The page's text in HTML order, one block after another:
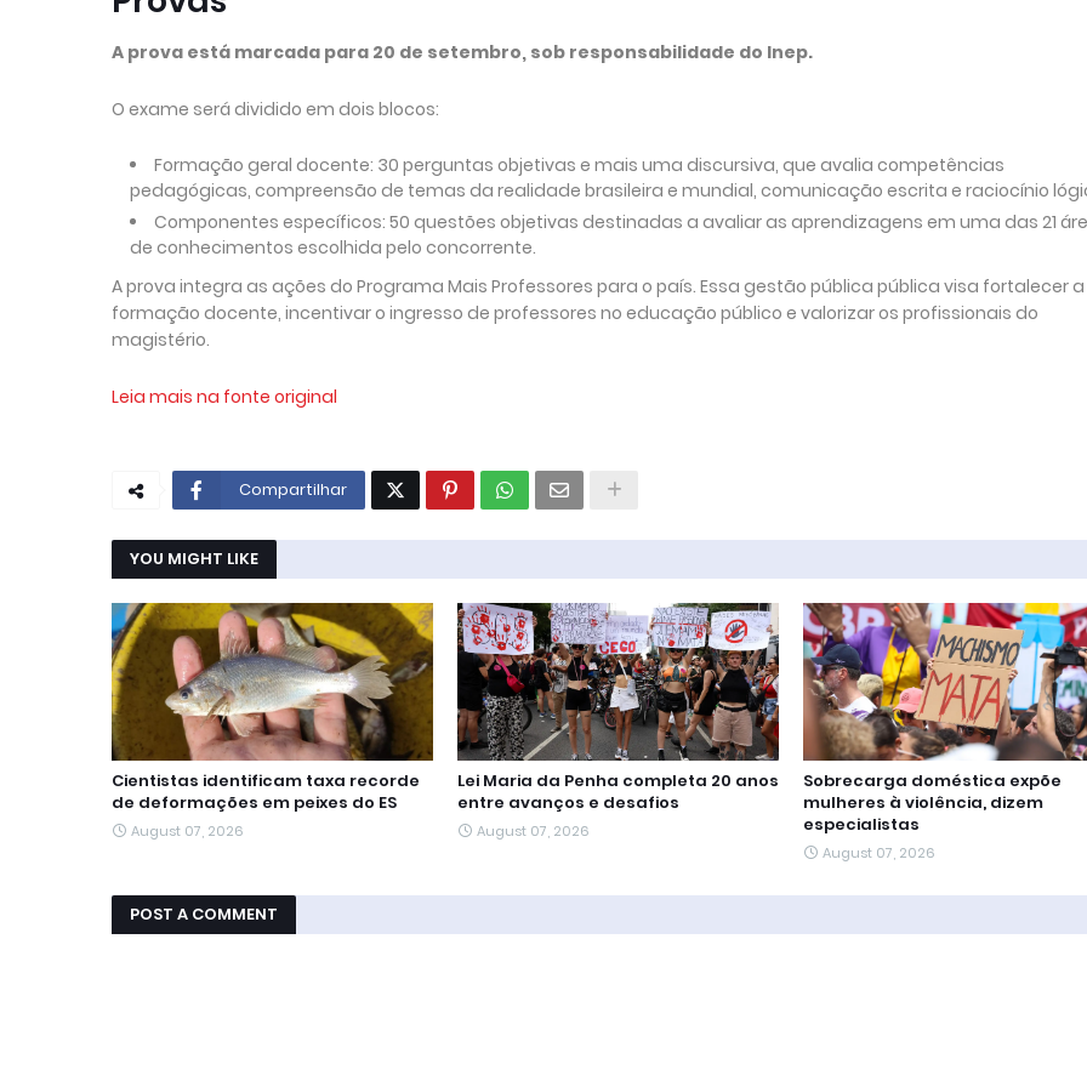
A prova está marcada para 20 de setembro, sob responsabilidade do Inep.
O exame será dividido em dois blocos:
Formação geral docente: 30 perguntas objetivas e mais uma discursiva, que avalia competências
pedagógicas, compreensão de temas da realidade brasileira e mundial, comunicação escrita e raciocínio
Componentes específicos: 50 questões objetivas destinadas a avaliar as aprendizagens em uma das 21
de conhecimentos escolhida pelo concorrente.
A prova integra as ações do Programa Mais Professores para o país. Essa gestão pública pública visa fortalecer a
formação docente, incentivar o ingresso de professores no educação público e valorizar os profissionais do
magistério.
Leia mais na fonte original
Compartilhar
YOU MIGHT LIKE
Cientistas identificam taxa recorde
de deformações em peixes do ES
August 07, 2026
Lei Maria da Penha completa 20 anos
entre avanços e desafios
August 07, 2026
Sobrecarga doméstica expõe
mulheres à violência, dizem
especialistas
August 07, 2026
POST A COMMENT